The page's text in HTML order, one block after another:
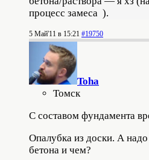
процесс замеса ).
5 Май'11 в 15:21 #19750
Toha
Томск
С составом фундамента
Опалубка из доски. А
бетона и чем?